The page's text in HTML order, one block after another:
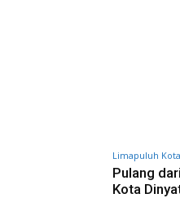
Limapuluh Kota
Pulang
Kota